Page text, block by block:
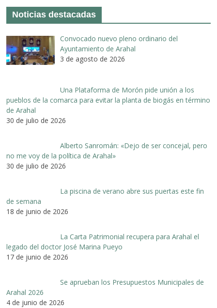
Noticias destacadas
Convocado nuevo pleno ordinario del
Ayuntamiento de Arahal
3 de agosto de 2026
Una Plataforma de Morón pide unión a los
pueblos de la comarca para evitar la planta de biogás en término
de Arahal
30 de julio de 2026
Alberto Sanromán: «Dejo de ser concejal, pero
no me voy de la política de Arahal»
30 de julio de 2026
La piscina de verano abre sus puertas este fin
de semana
18 de junio de 2026
La Carta Patrimonial recupera para Arahal el
legado del doctor José Marina Pueyo
17 de junio de 2026
Se aprueban los Presupuestos Municipales de
Arahal 2026
4 de junio de 2026